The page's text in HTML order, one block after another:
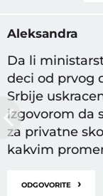
Aleksandra
Da li
deci od prvog
Srbije
izgovorom da
za privatne
kakvim
ODGOVORITE ›